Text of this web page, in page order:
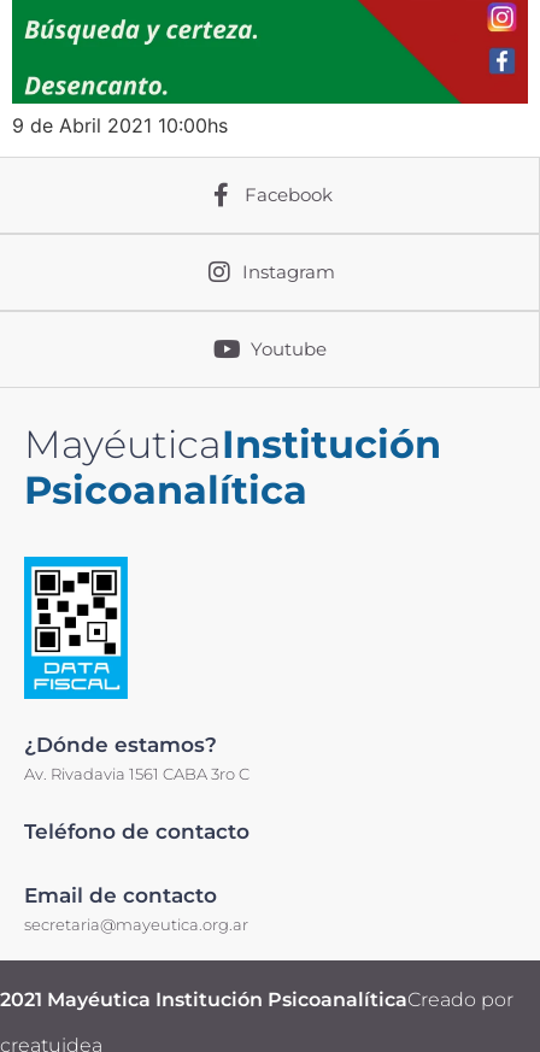
9 de Abril 2021 10:00hs
Facebook
Instagram
Youtube
MayéuticaInstitución
Psicoanalítica
¿Dónde estamos?
Av. Rivadavia 1561 CABA 3ro C
Teléfono de contacto
Email de contacto
secretaria@mayeutica.org.ar
2021 Mayéutica Institución PsicoanalíticaCreado por
creatuidea